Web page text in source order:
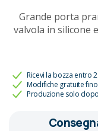
Grande porta
valvola in silicone
Ricevi la bozza entro
Modifiche gratuite
Produzione solo